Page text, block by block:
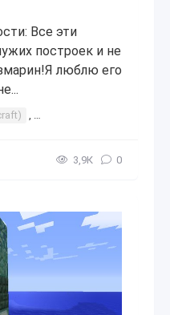
Все эти
построек и не
люблю его
, Minecraft Mods 2018
3,9К 0